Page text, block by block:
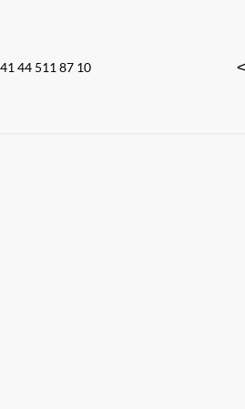
44 511 87 10